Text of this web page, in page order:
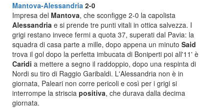
Mantova-Alessandria 2-0
Impresa del Mantova, che sconfigge 2-0 la capolista
Alessandria e si prende tre punti vitali in ottica salvezza. I
grigi restano invece fermi a quota 37, superati dal Pavia: la
squadra di casa parte a mille, dopo appena un minuto Said
trova il gol dopo la perfetta imbucata di Boniperti poi all'11' è
Caridi a mettere a segno il raddoppio, dopo una respinta di
Nordi su tiro di Raggio Garibaldi. L'Alessandria non è in
giornata, Paleari non corre pericoli e così per i grigi si
interrompe la striscia positiva, che durava dalla decima
giornata.